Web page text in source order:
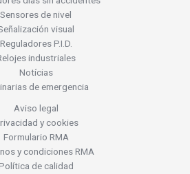
Sensores de nivel
visual
Reguladores P.I.D.
industriales
Notícias
de emergencia
Aviso legal
y cookies
Formulario RMA
y condiciones RMA
de calidad